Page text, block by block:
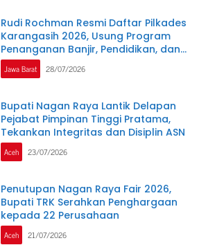
Rudi Rochman Resmi Daftar Pilkades
Karangasih 2026, Usung Program
Penanganan Banjir, Pendidikan, dan
Kesejahteraan Guru Ngaji
Jawa Barat 28/07/2026
Bupati Nagan Raya Lantik Delapan
Pejabat Pimpinan Tinggi Pratama,
Tekankan Integritas dan Disiplin ASN
Aceh 23/07/2026
Penutupan Nagan Raya Fair 2026,
Bupati TRK Serahkan Penghargaan
kepada 22 Perusahaan
Aceh 21/07/2026